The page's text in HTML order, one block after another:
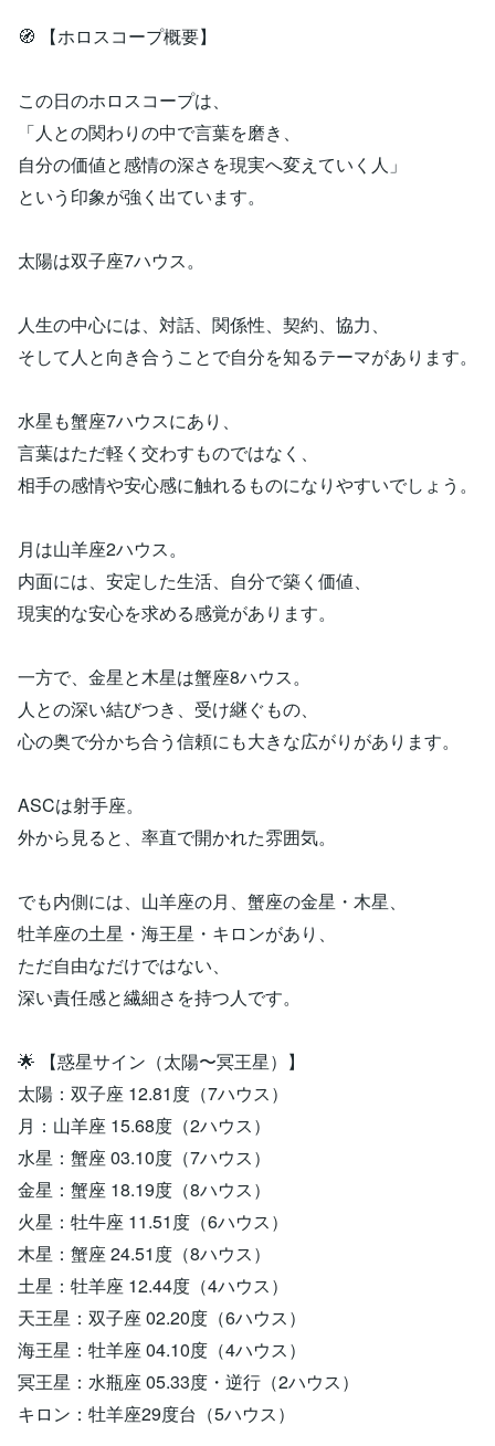
🧭 【ホロスコープ概要】
この日のホロスコープは、
「人との関わりの中で言葉を磨き、
自分の価値と感情の深さを現実へ変えていく人」
という印象が強く出ています。
太陽は双子座7ハウス。
人生の中心には、対話、関係性、契約、協力、
そして人と向き合うことで自分を知るテーマがあります。
水星も蟹座7ハウスにあり、
言葉はただ軽く交わすものではなく、
相手の感情や安心感に触れるものになりやすいでしょう。
月は山羊座2ハウス。
内面には、安定した生活、自分で築く価値、
現実的な安心を求める感覚があります。
一方で、金星と木星は蟹座8ハウス。
人との深い結びつき、受け継ぐもの、
心の奥で分かち合う信頼にも大きな広がりがあります。
ASCは射手座。
外から見ると、率直で開かれた雰囲気。
でも内側には、山羊座の月、蟹座の金星・木星、
牡羊座の土星・海王星・キロンがあり、
ただ自由なだけではない、
深い責任感と繊細さを持つ人です。
🌟 【惑星サイン（太陽〜冥王星）】
太陽：双子座 12.81度（7ハウス）
月：山羊座 15.68度（2ハウス）
水星：蟹座 03.10度（7ハウス）
金星：蟹座 18.19度（8ハウス）
火星：牡牛座 11.51度（6ハウス）
木星：蟹座 24.51度（8ハウス）
土星：牡羊座 12.44度（4ハウス）
天王星：双子座 02.20度（6ハウス）
海王星：牡羊座 04.10度（4ハウス）
冥王星：水瓶座 05.33度・逆行（2ハウス）
キロン：牡羊座29度台（5ハウス）